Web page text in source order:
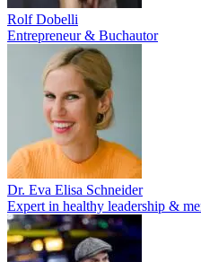
Rolf Dobelli
Entrepreneur & Buchautor
Dr. Eva Elisa Schneider
Expert in healthy leadership &